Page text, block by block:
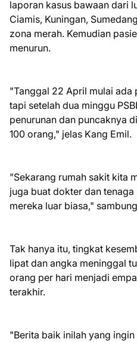
laporan kasus bawaan dari
Ciamis, Kuningan,
zona merah. Kemudian
menurun.
"Tanggal 22 April mulai ada
tapi setelah dua minggu
penurunan dan puncaknya
100 orang," jelas Kang Emil.
"Sekarang rumah sakit kita
juga buat dokter dan
mereka luar biasa,"
Tak hanya itu, tingkat
lipat dan angka meninggal
orang per hari menjadi
terakhir.
"Berita baik inilah yang